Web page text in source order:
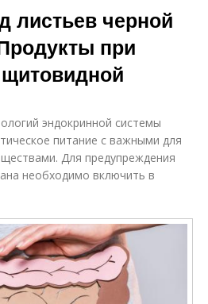
листьев черной
при
эндокринной системы
питание с важными для
Для предупреждения
необходимо включить в